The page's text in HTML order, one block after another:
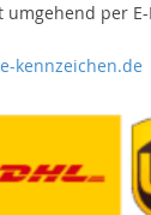
per
kennzeichen.de